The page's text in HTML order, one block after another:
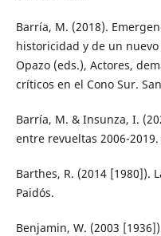
Barría, M. (2018).
historicidad y de un nuevo
Opazo (eds.), Actores,
críticos en el Cono Sur.
Barría, M. & Insunza, I.
entre revueltas 2006-
Barthes, R. (2014 [1980]).
Paidós.
Benjamin, W. (2003